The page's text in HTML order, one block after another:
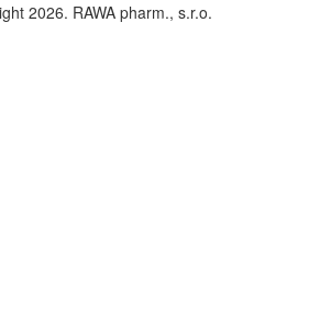
2026. RAWA pharm., s.r.o.